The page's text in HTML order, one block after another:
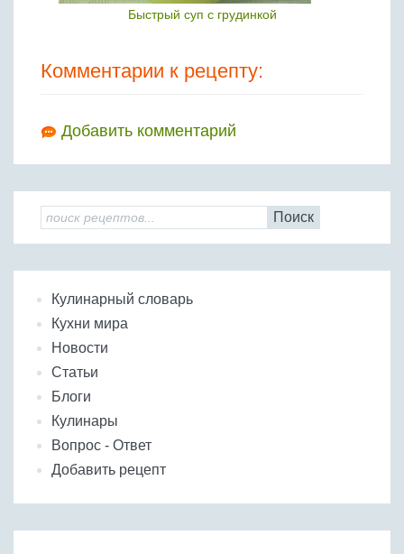
Быстрый суп с грудинкой
Комментарии к рецепту:
Добавить комментарий
Поиск
Кулинарный словарь
Кухни мира
Новости
Статьи
Блоги
Кулинары
Вопрос - Ответ
Добавить рецепт